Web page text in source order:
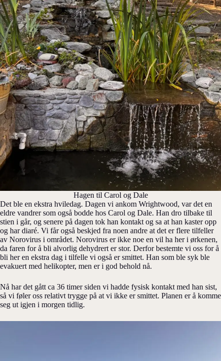
Hagen til Carol og Dale
Det ble en ekstra hviledag. Dagen vi ankom Wrightwood, var det en
eldre vandrer som også bodde hos Carol og Dale. Han dro tilbake til
stien i går, og senere på dagen tok han kontakt og sa at han kaster opp
og har diaré. Vi får også beskjed fra noen andre at det er flere tilfeller
av Norovirus i området. Norovirus er ikke noe en vil ha her i ørkenen,
da faren for å bli alvorlig dehydrert er stor. Derfor bestemte vi oss for å
bli her en ekstra dag i tilfelle vi også er smittet. Han som ble syk ble
evakuert med helikopter, men er i god behold nå.
Nå har det gått ca 36 timer siden vi hadde fysisk kontakt med han sist,
så vi føler oss relativt trygge på at vi ikke er smittet. Planen er å komme
seg ut igjen i morgen tidlig.